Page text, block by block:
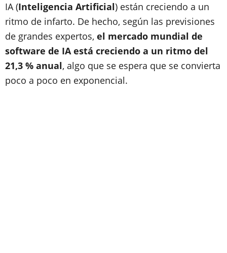
IA (Inteligencia Artificial) están creciendo a un
ritmo de infarto. De hecho, según las previsiones
de grandes expertos, el mercado mundial de
software de IA está creciendo a un ritmo del
21,3 % anual, algo que se espera que se convierta
poco a poco en exponencial.